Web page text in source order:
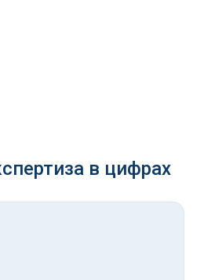
в цифрах